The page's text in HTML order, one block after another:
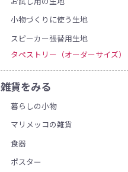
小物づくりに使う生地
スピーカー張替用生地
タペストリー（オーダーサイズ）
雑貨をみる
暮らしの小物
マリメッコの雑貨
食器
ポスター